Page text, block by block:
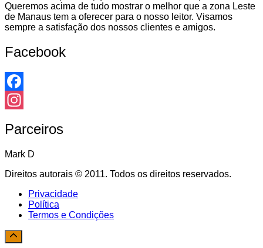
Queremos acima de tudo mostrar o melhor que a zona Leste
de Manaus tem a oferecer para o nosso leitor. Visamos
sempre a satisfação dos nossos clientes e amigos.
Facebook
Facebook
Parceiros
Mark D
Direitos autorais © 2011. Todos os direitos reservados.
Privacidade
Política
Termos e Condições